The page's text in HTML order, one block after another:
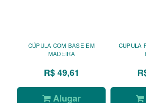
CÚPULA COM BASE EM
MADEIRA
R$ 49,61
Alugar
CUPULA